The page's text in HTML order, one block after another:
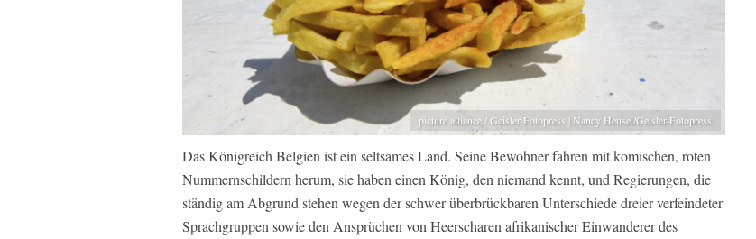
picture alliance / Geisler-Fotopress | Nancy Heusel/Geisler-Fotopress
Das Königreich Belgien ist ein seltsames Land. Seine Bewohner fahren mit komischen, roten
Nummernschildern herum, sie haben einen König, den niemand kennt, und Regierungen, die
ständig am Abgrund stehen wegen der schwer überbrückbaren Unterschiede dreier verfeindeter
Sprachgruppen sowie den Ansprüchen von Heerscharen afrikanischer Einwanderer des